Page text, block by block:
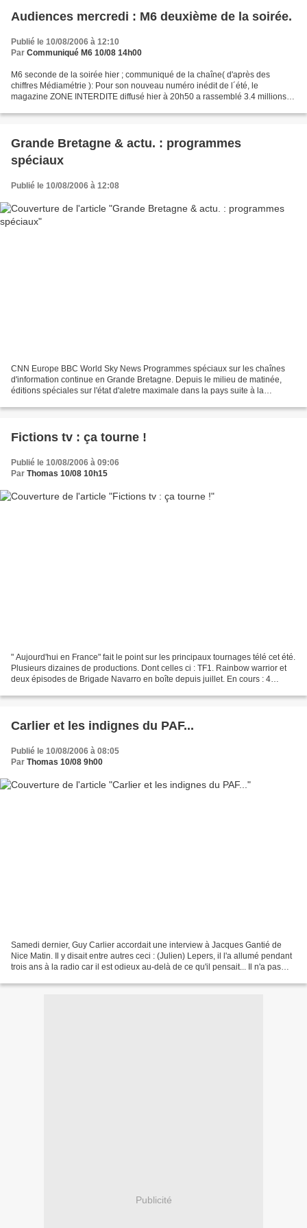
Audiences mercredi : M6 deuxième de la soirée.
Publié le 10/08/2006 à 12:10
Par Communiqué M6 10/08 14h00
M6 seconde de la soirée hier ; communiqué de la chaîne( d'après des
chiffres Médiamétrie ): Pour son nouveau numéro inédit de l´été, le
magazine ZONE INTERDITE diffusé hier à 20h50 a rassemblé 3.4 millions
Grande Bretagne & actu. : programmes
spéciaux
Publié le 10/08/2006 à 12:08
CNN Europe BBC World Sky News Programmes spéciaux sur les chaînes
d'information continue en Grande Bretagne. Depuis le milieu de matinée,
éditions spéciales sur l'état d'aletre maximale dans la pays suite à la
Fictions tv : ça tourne !
Publié le 10/08/2006 à 09:06
Par Thomas 10/08 10h15
" Aujourd'hui en France" fait le point sur les principaux tournages télé cet été.
Plusieurs dizaines de productions. Dont celles ci : TF1. Rainbow warrior et
deux épisodes de Brigade Navarro en boîte depuis juillet. En cours : 4
Carlier et les indignes du PAF...
Publié le 10/08/2006 à 08:05
Par Thomas 10/08 9h00
Samedi dernier, Guy Carlier accordait une interview à Jacques Gantié de
Nice Matin. Il y disait entre autres ceci : (Julien) Lepers, il l'a allumé pendant
trois ans à la radio car il est odieux au-delà de ce qu'il pensait... Il n'a pas
Publicité